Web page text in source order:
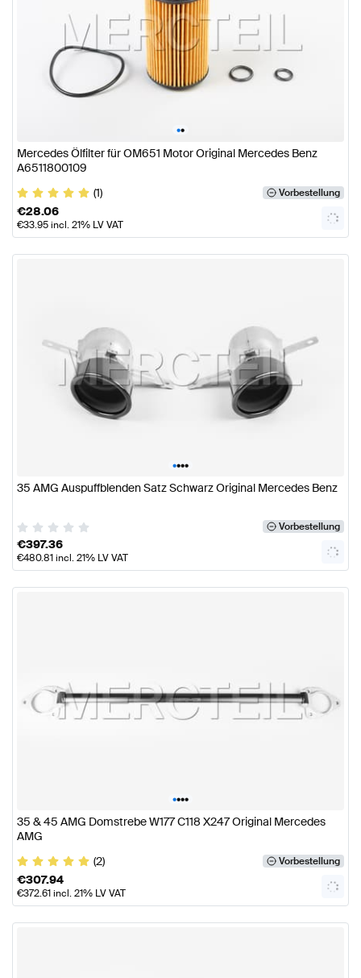
••
Mercedes Ölfilter für OM651 Motor Original Mercedes Benz
A6511800109
(1)
Vorbestellung
€28.06
€33.95incl. 21% LV VAT
••••
35 AMG Auspuffblenden Satz Schwarz Original Mercedes Benz
Vorbestellung
€397.36
€480.81incl. 21% LV VAT
••••
35 & 45 AMG Domstrebe W177 C118 X247 Original Mercedes
AMG
(2)
Vorbestellung
€307.94
€372.61incl. 21% LV VAT